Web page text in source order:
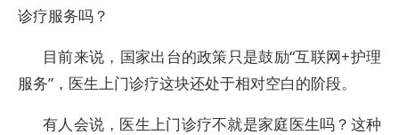
诊疗服务吗？
目前来说，国家出台的政策只是鼓励“互联网+护理
服务”，医生上门诊疗这块还处于相对空白的阶段。
有人会说，医生上门诊疗不就是家庭医生吗？这种